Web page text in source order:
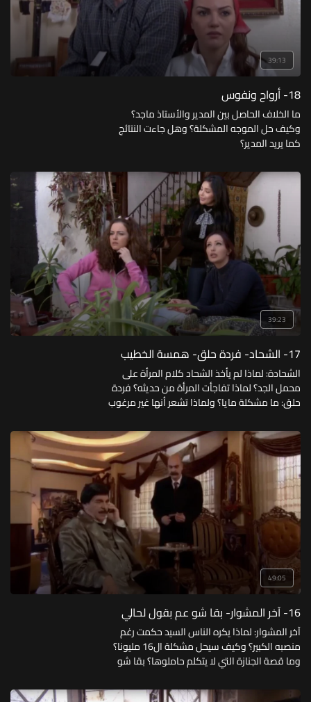
39:13
18- أرواح ونفوس
ما الخلاف الحاصل بين المدير والأستاذ ماجد؟
وكيف حل الموجه المشكلة؟ وهل جاءت النتائج
كما يريد المدير؟
39:23
17- الشحاد- فردة حلق- همسة الخطيب
الشحادة: لماذا لم يأخذ الشحاد كلام المرأة على
محمل الجد؟ لماذا تفاجأت المرأة من حديثه؟ فردة
حلق: ما مشكلة مايا؟ ولماذا تشعر أنها غير مرغوب
الشرق والغرب؟ وكيف برأيه تنهض الأمة؟
49:05
16- آخر المشوار- بقا شو عم بقول لحالي
آخر المشوار: لماذا يكره الناس السيد حكمت رغم
منصبه الكبير؟ وكيف سيحل مشكلة ال16 مليونا؟
وما قصة الجنازة التي لا يتكلم حاملوها؟ بقا شو
عصام الذي يعد ولا يفي، فما فلسفته في ذلك؟